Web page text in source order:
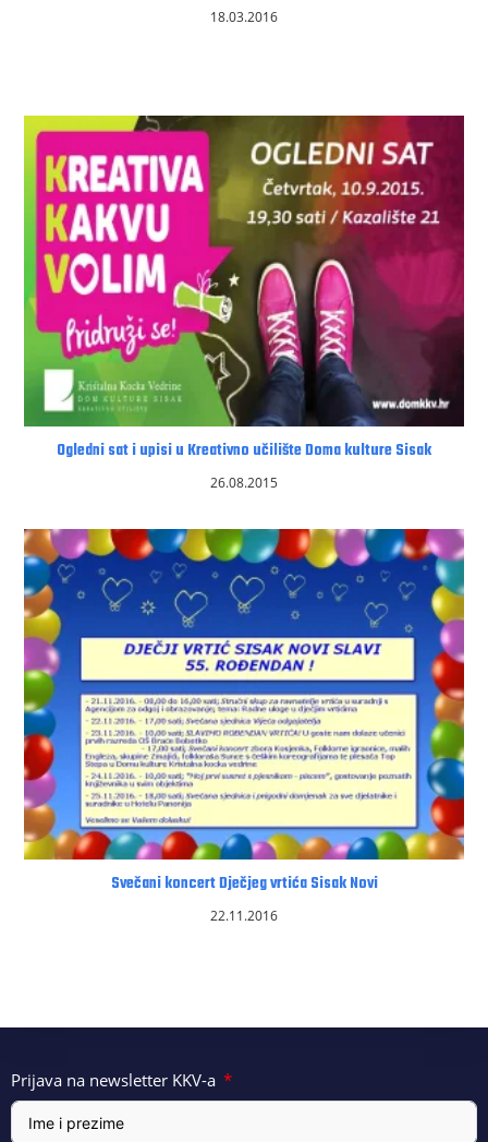
18.03.2016
Ogledni sat i upisi u Kreativno učilište Doma kulture Sisak
26.08.2015
Svečani koncert Dječjeg vrtića Sisak Novi
22.11.2016
Prijava na newsletter KKV-a